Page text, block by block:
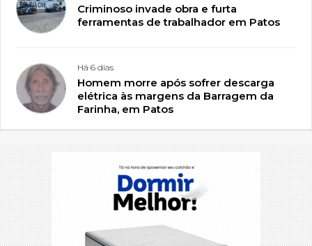
Criminoso invade obra e furta
ferramentas de trabalhador em Patos
Há 6 dias
Homem morre após sofrer descarga
elétrica às margens da Barragem da
Farinha, em Patos